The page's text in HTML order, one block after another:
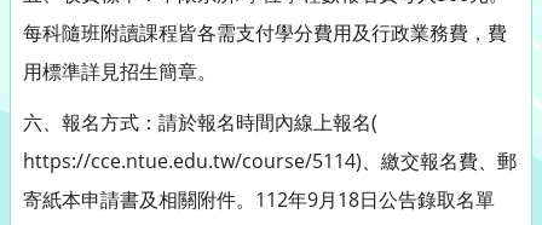
每科隨班附讀課程皆各需支付學分費用及行政業務費，費
用標準詳見招生簡章。
六、報名方式：請於報名時間內線上報名(
https://cce.ntue.edu.tw/course/5114)、繳交報名費、郵
寄紙本申請書及相關附件。112年9月18日公告錄取名單